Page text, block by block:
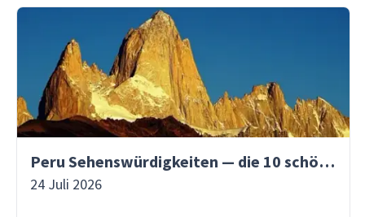
Peru Sehenswürdigkeiten — die 10 schönsten Orte
24 Juli 2026